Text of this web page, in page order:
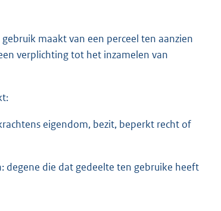
maakt van een perceel ten aanzien
verplichting tot het inzamelen van
eigendom, bezit, beperkt recht of
degene die dat gedeelte ten gebruike heeft